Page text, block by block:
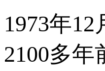
1973年
2100多